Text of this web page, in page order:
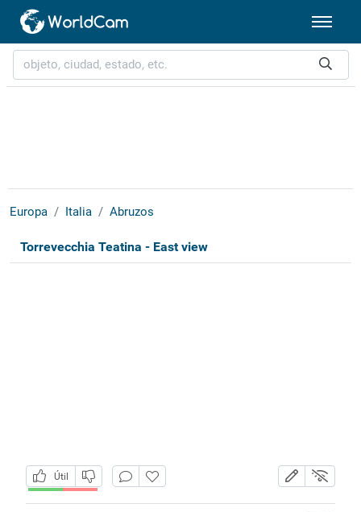
Europa Italia Abruzos
Torrevecchia Teatina - East view
Útil